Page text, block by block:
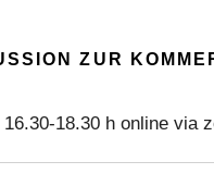
ZUR
18.30 h online via